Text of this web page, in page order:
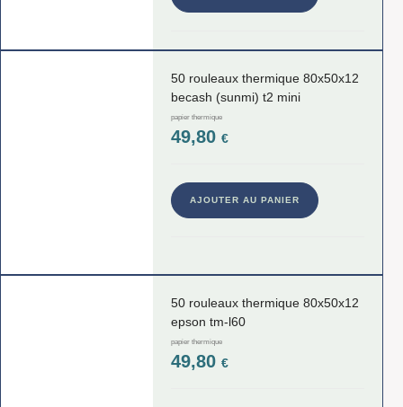
50 rouleaux thermique 80x50x12
becash (sunmi) t2 mini
papier thermique
49,80€
AJOUTER AU PANIER
50 rouleaux thermique 80x50x12
epson tm-l60
papier thermique
49,80€